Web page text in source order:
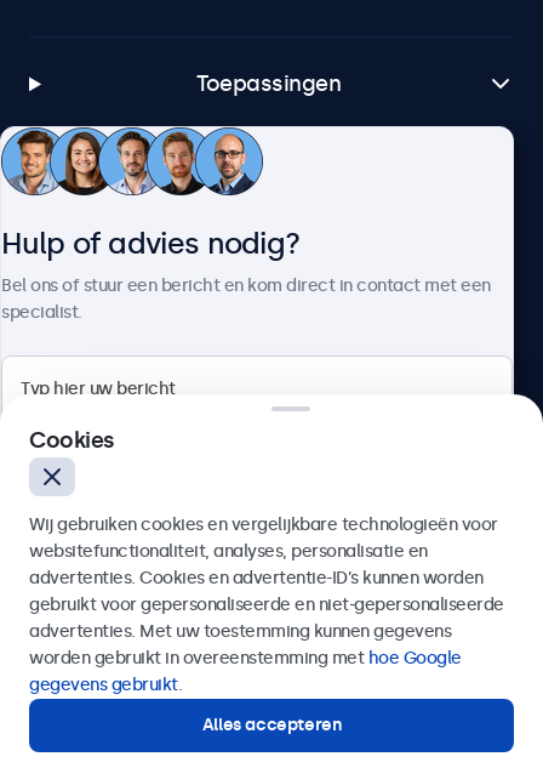
Toepassingen
Klantenservice
4.8/5 door 5000+ bedrijven
Nederlands
Hulp of advies nodig?
Bel ons of stuur een bericht en kom direct in contact met een
specialist.
Verzenden
Of bel ons op
Hulp of advies nodig?
Direct contact met een specialist.
Cookies
Wij gebruiken cookies en vergelijkbare technologieën voor
websitefunctionaliteit, analyses, personalisatie en
advertenties. Cookies en advertentie-ID’s kunnen worden
gebruikt voor gepersonaliseerde en niet-gepersonaliseerde
advertenties. Met uw toestemming kunnen gegevens
worden gebruikt in overeenstemming met hoe Google
gegevens gebruikt.
Alles accepteren